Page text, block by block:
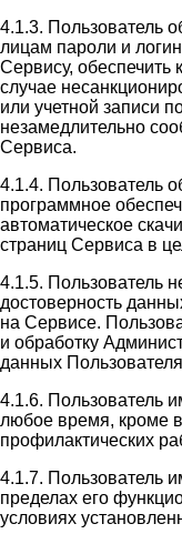
4.1.3. Пользователь
лицам пароли и
Сервису, обеспечить
случае
или учетной записи
незамедлительно
Сервиса.
4.1.4. Пользователь
программное
автоматическое
страниц Сервиса в
4.1.5. Пользователь
достоверность
на Сервисе.
и обработку
данных
4.1.6. Пользователь
любое время, кроме
профилактических
4.1.7. Пользователь
пределах его
условиях